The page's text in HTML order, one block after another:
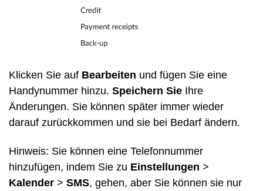
Klicken Sie auf Bearbeiten und fügen Sie eine
Handynummer hinzu. Speichern Sie Ihre
Änderungen. Sie können später immer wieder
darauf zurückkommen und sie bei Bedarf ändern.
Hinweis: Sie können eine Telefonnummer
hinzufügen, indem Sie zu Einstellungen >
Kalender > SMS, gehen, aber Sie können sie nur